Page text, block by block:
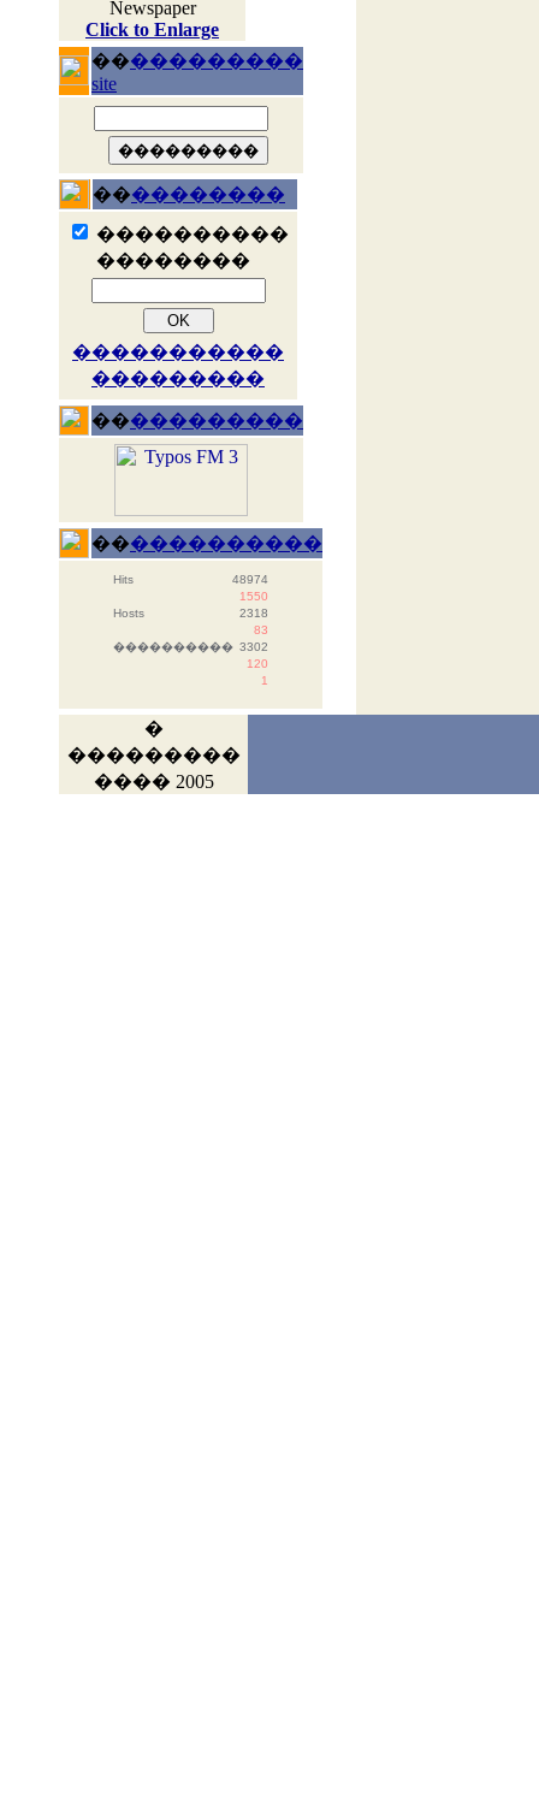
Newspaper
Click to Enlarge
�����������
site
����������
����������
��������
�����������
���������
�����������
������������
Hits
48974
1550
Hosts
2318
83
���������� 3302
120
1
�
���������
���� 2005